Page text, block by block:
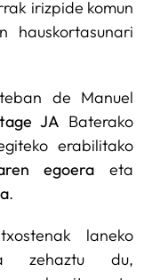
irizpide komun
de Manuel
JA Baterako
erabilitako
egoera eta
.
laneko
zehaztu du,